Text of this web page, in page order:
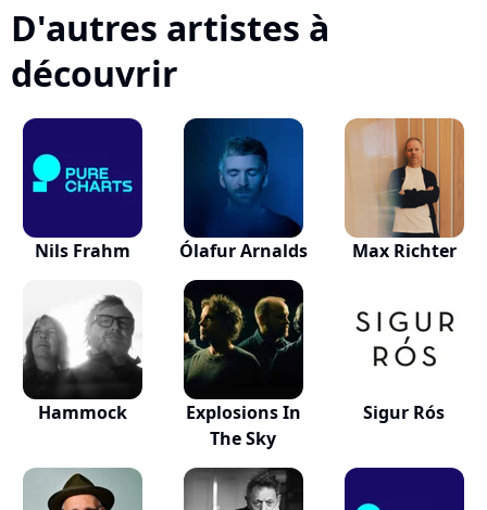
D'autres artistes à
découvrir
Nils Frahm Ólafur Arnalds Max Richter
Hammock
Explosions In
The Sky
Sigur Rós